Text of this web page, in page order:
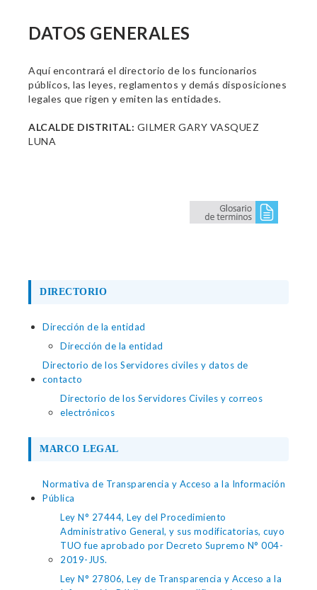
DATOS GENERALES
Aquí encontrará el directorio de los funcionarios
públicos, las leyes, reglamentos y demás disposiciones
legales que rigen y emiten las entidades.
ALCALDE DISTRITAL: GILMER GARY VASQUEZ
LUNA
DIRECTORIO
Dirección de la entidad
Dirección de la entidad
Directorio de los Servidores civiles y datos de
contacto
Directorio de los Servidores Civiles y correos
electrónicos
MARCO LEGAL
Normativa de Transparencia y Acceso a la Información
Pública
Ley N° 27444, Ley del Procedimiento
Administrativo General, y sus modificatorias, cuyo
TUO fue aprobado por Decreto Supremo N° 004-
2019-JUS.
Ley N° 27806, Ley de Transparencia y Acceso a la